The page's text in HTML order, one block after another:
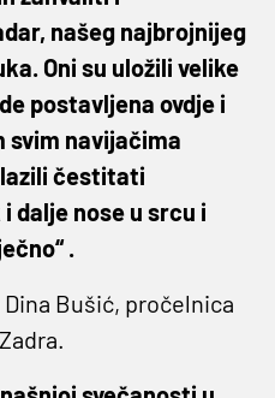
našeg najbrojnijeg
Oni su uložili velike
postavljena ovdje i
svim navijačima
čestitati
dalje nose u srcu i
.
Bušić, pročelnica